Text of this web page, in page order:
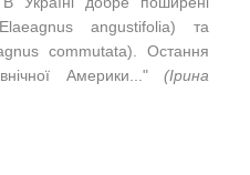
angustifolia) та
commutata). Остання
Америки..." ​(Ірина